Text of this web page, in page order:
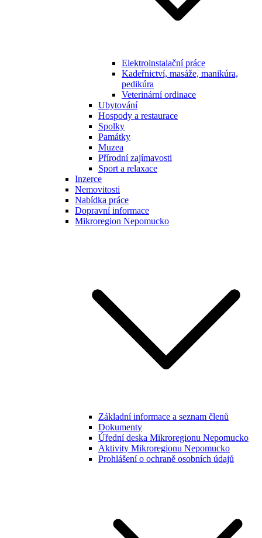
Elektroinstalační práce
Kadeřnictví, masáže, manikúra,
pedikúra
Veterinární ordinace
Ubytování
Hospody a restaurace
Spolky
Památky
Muzea
Přírodní zajímavosti
Sport a relaxace
Inzerce
Nemovitosti
Nabídka práce
Dopravní informace
Mikroregion Nepomucko
Základní informace a seznam členů
Dokumenty
Úřední deska Mikroregionu Nepomucko
Aktivity Mikroregionu Nepomucko
Prohlášení o ochraně osobních údajů